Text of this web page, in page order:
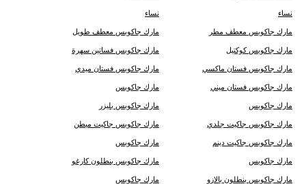
نساء نساء
مارك جاكوبس معطف مطر مارك جاكوبس معطف طويل
مارك جاكوبس كوكتيل مارك جاكوبس فساتين سهرة
مارك جاكوبس فستان ماكسي مارك جاكوبس فستان ميدي
مارك جاكوبس فستان ميني مارك جاكوبس
مارك جاكوبس مارك جاكوبس بليزر
مارك جاكوبس جاكيت جلدي مارك جاكوبس جاكيت مبطن
مارك جاكوبس جاكيت دينم مارك جاكوبس
مارك جاكوبس مارك جاكوبس بنطلون كارغو
مارك جاكوبس بنطلون بالازو مارك جاكوبس